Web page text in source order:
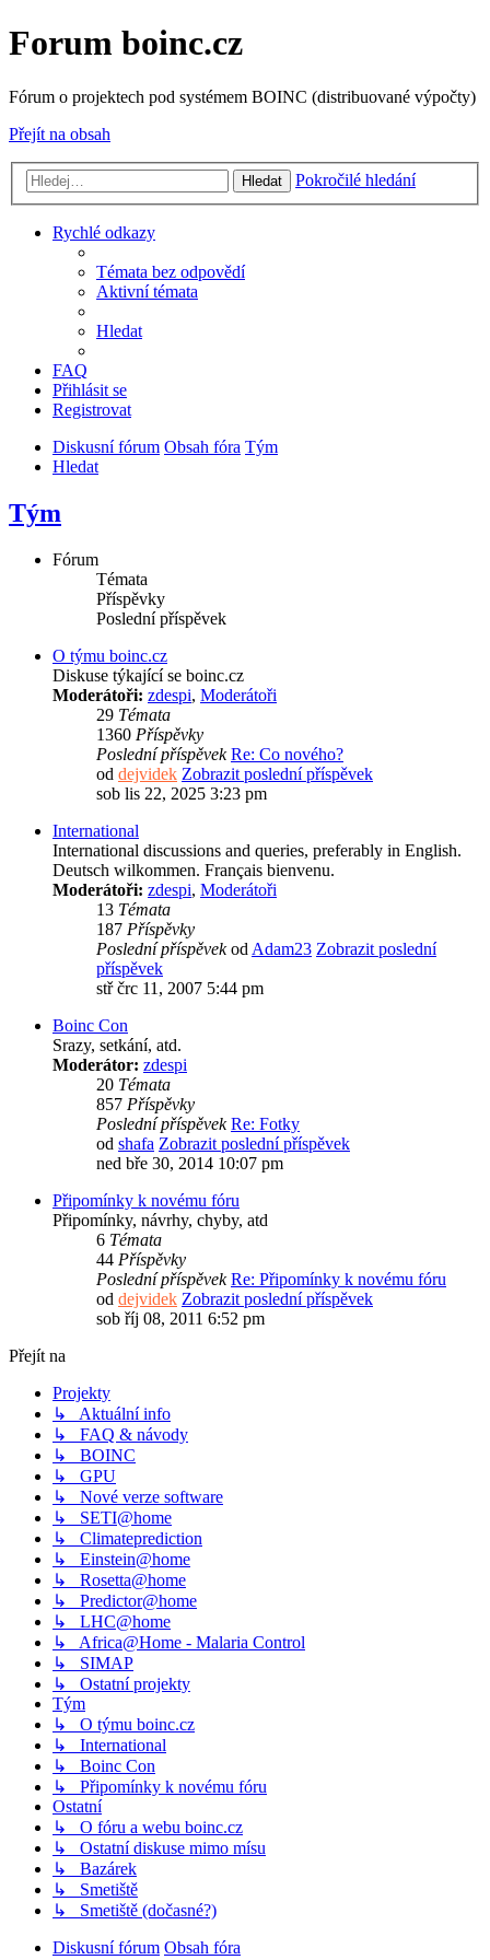
Forum boinc.cz
Fórum o projektech pod systémem BOINC (distribuované výpočty)
Přejít na obsah
Hledat Pokročilé hledání
Rychlé odkazy
Témata bez odpovědí
Aktivní témata
Hledat
FAQ
Přihlásit se
Registrovat
Diskusní fórum Obsah fóra Tým
Hledat
Tým
Fórum
Témata
Příspěvky
Poslední příspěvek
O týmu boinc.cz
Diskuse týkající se boinc.cz
Moderátoři: zdespi, Moderátoři
29 Témata
1360 Příspěvky
Poslední příspěvek Re: Co nového?
od dejvidek Zobrazit poslední příspěvek
sob lis 22, 2025 3:23 pm
International
International discussions and queries, preferably in English.
Deutsch wilkommen. Français bienvenu.
Moderátoři: zdespi, Moderátoři
13 Témata
187 Příspěvky
Poslední příspěvekod Adam23 Zobrazit poslední
příspěvek
stř črc 11, 2007 5:44 pm
Boinc Con
Srazy, setkání, atd.
Moderátor: zdespi
20 Témata
857 Příspěvky
Poslední příspěvek Re: Fotky
od shafa Zobrazit poslední příspěvek
ned bře 30, 2014 10:07 pm
Připomínky k novému fóru
Připomínky, návrhy, chyby, atd
6 Témata
44 Příspěvky
Poslední příspěvek Re: Připomínky k novému fóru
od dejvidek Zobrazit poslední příspěvek
sob říj 08, 2011 6:52 pm
Přejít na
Projekty
↳ Aktuální info
↳ FAQ & návody
↳ BOINC
↳ GPU
↳ Nové verze software
↳ SETI@home
↳ Climateprediction
↳ Einstein@home
↳ Rosetta@home
↳ Predictor@home
↳ LHC@home
↳ Africa@Home - Malaria Control
↳ SIMAP
↳ Ostatní projekty
Tým
↳ O týmu boinc.cz
↳ International
↳ Boinc Con
↳ Připomínky k novému fóru
Ostatní
↳ O fóru a webu boinc.cz
↳ Ostatní diskuse mimo mísu
↳ Bazárek
↳ Smetiště
↳ Smetiště (dočasné?)
Diskusní fórum Obsah fóra